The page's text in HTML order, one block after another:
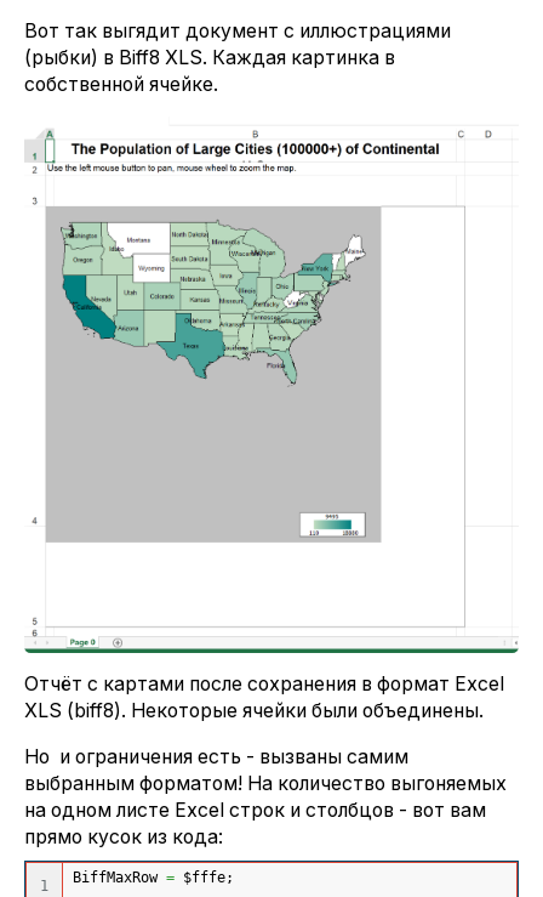
Вот так выгядит документ с иллюстрациями
(рыбки) в Biff8 XLS. Каждая картинка в
собственной ячейке.
Отчёт с картами после сохранения в формат Excel
XLS (biff8). Некоторые ячейки были объединены.
Но и ограничения есть - вызваны самим
выбранным форматом! На количество выгоняемых
на одном листе Excel строк и столбцов - вот вам
прямо кусок из кода:
1
BiffMaxRow = $fffe;